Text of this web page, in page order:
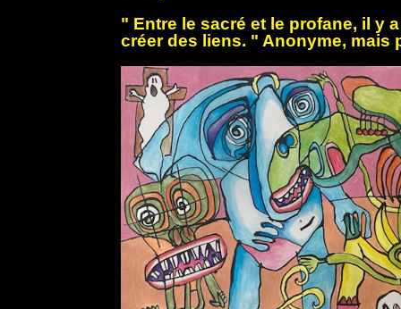
" Entre le sacré et le profane, il y
créer des liens. " Anonyme, mais